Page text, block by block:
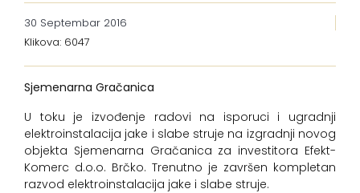
30 Septembar 2016
Klikova: 6047
Sjemenarna Gračanica
U toku je izvođenje radovi na isporuci i ugradnji
elektroinstalacija jake i slabe struje na izgradnji novog
objekta Sjemenarna Gračanica za investitora Efekt-
Komerc d.o.o. Brčko. Trenutno je završen kompletan
razvod elektroinstalacija jake i slabe struje.